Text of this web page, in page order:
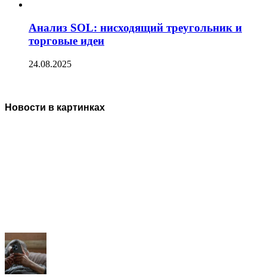
Анализ SOL: нисходящий треугольник и
торговые идеи
24.08.2025
Новости в картинках